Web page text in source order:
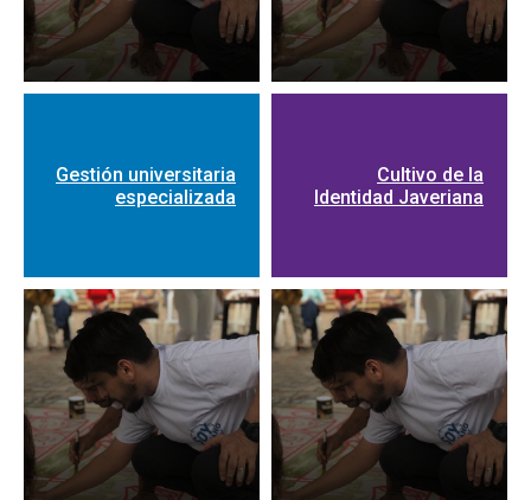
Gestión universitaria
especializada
Cultivo de la
Identidad Javeriana